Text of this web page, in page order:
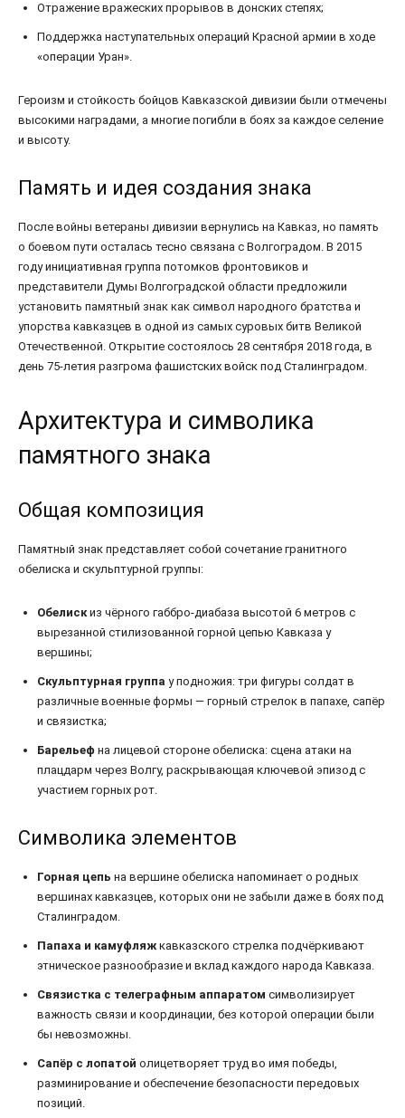
Отражение вражеских прорывов в донских степях;
Поддержка наступательных операций Красной армии в ходе
«операции Уран».
Героизм и стойкость бойцов Кавказской дивизии были отмечены
высокими наградами, а многие погибли в боях за каждое селение
и высоту.
Память и идея создания знака
После войны ветераны дивизии вернулись на Кавказ, но память
о боевом пути осталась тесно связана с Волгоградом. В 2015
году инициативная группа потомков фронтовиков и
представители Думы Волгоградской области предложили
установить памятный знак как символ народного братства и
упорства кавказцев в одной из самых суровых битв Великой
Отечественной. Открытие состоялось 28 сентября 2018 года, в
день 75-летия разгрома фашистских войск под Сталинградом.
Архитектура и символика
памятного знака
Общая композиция
Памятный знак представляет собой сочетание гранитного
обелиска и скульптурной группы:
Обелискиз чёрного габбро-диабаза высотой 6 метров с
вырезанной стилизованной горной цепью Кавказа у
вершины;
Скульптурная группа у подножия: три фигуры солдат в
различные военные формы — горный стрелок в папахе, сапёр
и связистка;
Барельеф на лицевой стороне обелиска: сцена атаки на
плацдарм через Волгу, раскрывающая ключевой эпизод с
участием горных рот.
Символика элементов
Горная цепь на вершине обелиска напоминает о родных
вершинах кавказцев, которых они не забыли даже в боях под
Сталинградом.
Папаха и камуфляж кавказского стрелка подчёркивают
этническое разнообразие и вклад каждого народа Кавказа.
Связистка с телеграфным аппаратом символизирует
важность связи и координации, без которой операции были
бы невозможны.
Сапёр с лопатой олицетворяет труд во имя победы,
разминирование и обеспечение безопасности передовых
позиций.